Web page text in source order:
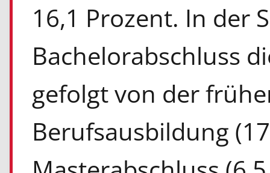
16,1 Prozent. In der
Bachelorabschluss
gefolgt von der
Berufsausbildung